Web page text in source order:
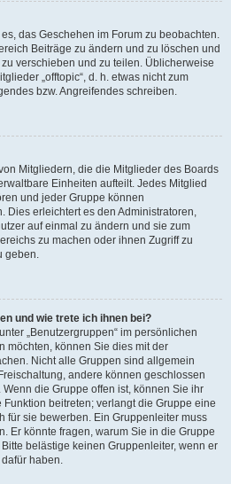
das Geschehen im Forum zu beobachten.
Beiträge zu ändern und zu löschen und
verschieben und zu teilen. Üblicherweise
„offtopic“, d. h. etwas nicht zum
bzw. Angreifendes schreiben.
Mitgliedern, die die Mitglieder des Boards
Einheiten aufteilt. Jedes Mitglied
und jeder Gruppe können
Dies erleichtert es den Administratoren,
auf einmal zu ändern und sie zum
zu machen oder ihnen Zugriff zu
geben.
und wie trete ich ihnen bei?
„Benutzergruppen“ im persönlichen
möchten, können Sie dies mit der
Nicht alle Gruppen sind allgemein
andere können geschlossen
die Gruppe offen ist, können Sie ihr
beitreten; verlangt die Gruppe eine
für sie bewerben. Ein Gruppenleiter muss
Er könnte fragen, warum Sie in die Gruppe
belästige keinen Gruppenleiter, wenn er
haben.